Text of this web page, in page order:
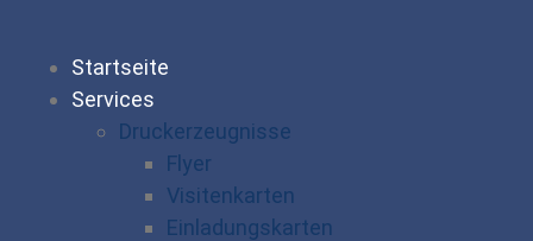
Startseite
Services
Druckerzeugnisse
Flyer
Visitenkarten
Einladungskarten